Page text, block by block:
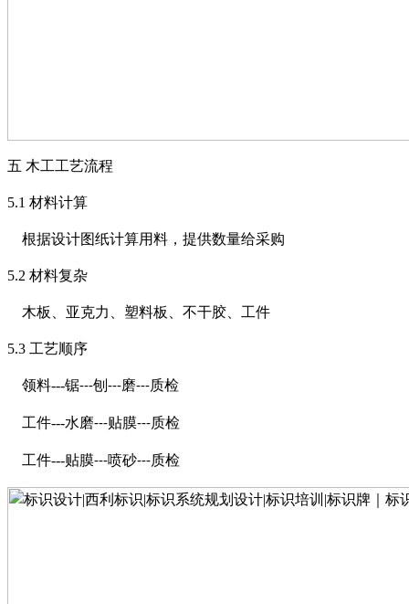
五 木工工艺流程
5.1 材料计算
根据设计图纸计算用料，提供数量给采购
5.2 材料复杂
木板、亚克力、塑料板、不干胶、工件
5.3 工艺顺序
领料---锯---刨---磨---质检
工件---水磨---贴膜---质检
工件---贴膜---喷砂---质检